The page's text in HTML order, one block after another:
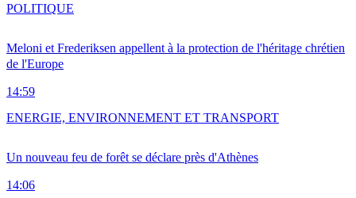
Meloni et Frederiksen appellent à la protection de l'héritage chrétien
de l'Europe
14:59
POLITIQUE
Un nouveau feu de forêt se déclare près d'Athènes
14:06
ENERGIE, ENVIRONNEMENT ET TRANSPORT